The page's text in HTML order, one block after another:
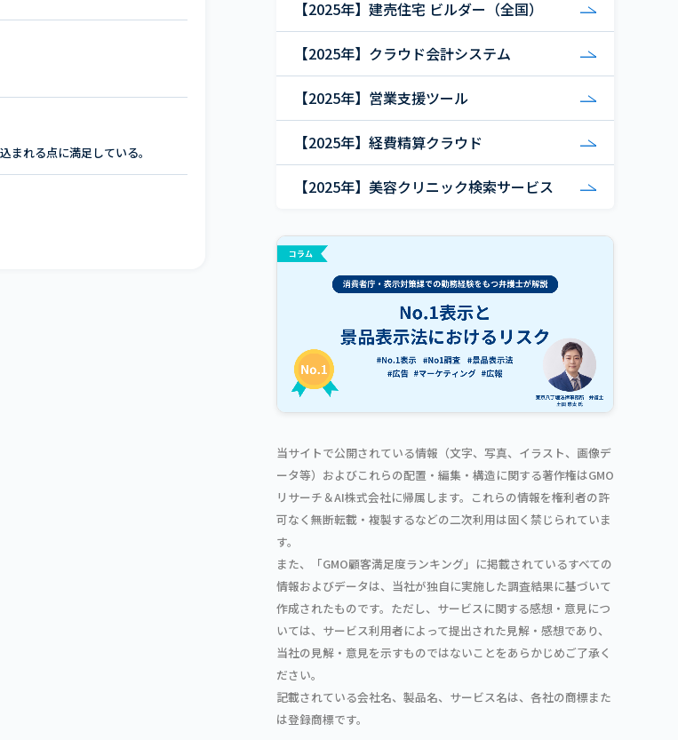
れる点に満足している。
【2025年】建売住宅 ビルダー（全国）
【2025年】クラウド会計システム
【2025年】営業支援ツール
【2025年】経費精算クラウド
【2025年】美容クリニック検索サービス
当サイトで公開されている情報（文字、写真、イラスト、画像デ
ータ等）およびこれらの配置・編集・構造に関する著作権はGMO
リサーチ＆AI株式会社に帰属します。これらの情報を権利者の許
可なく無断転載・複製するなどの二次利用は固く禁じられていま
す。
また、「GMO顧客満足度ランキング」に掲載されているすべての
情報およびデータは、当社が独自に実施した調査結果に基づいて
作成されたものです。ただし、サービスに関する感想・意見につ
いては、サービス利用者によって提出された見解・感想であり、
当社の見解・意見を示すものではないことをあらかじめご了承く
ださい。
記載されている会社名、製品名、サービス名は、各社の商標また
は登録商標です。